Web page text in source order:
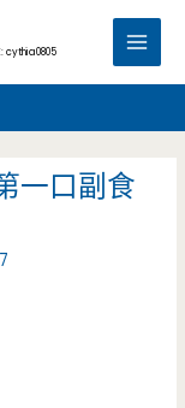
cythia0805
Main
一口副食